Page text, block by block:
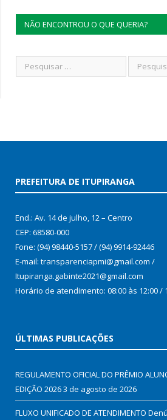
NÃO ENCONTROU O QUE QUERIA?
PREFEITURA DE ITUPIRANGA
End.: Av. 14 de julho, 12 – Centro
CEP: 68580-000
Fone: (94) 98440-5157 / (94) 9914-92446
E-mail: transparenciapmi@gmail.com /
Itupiranga.gabinte2021@gmail.com
Horário de atendimento: 08:00 às 12:00 /
ÚLTIMAS PUBLICAÇÕES
REGULAMENTO OFICIAL DO PRÊMIO
EDIÇÃO 20263 de agosto de 2026
FLUXO UNIFICADO DE ATENDIMENTO